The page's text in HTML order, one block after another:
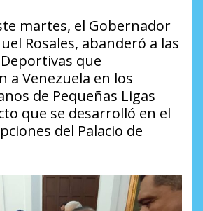
martes, el Gobernador
Rosales, abanderó a las
que
a Venezuela en los
de Pequeñas Ligas
que se desarrolló en el
del Palacio de